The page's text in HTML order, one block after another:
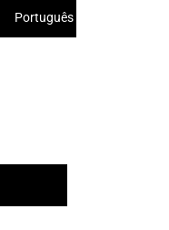
Português